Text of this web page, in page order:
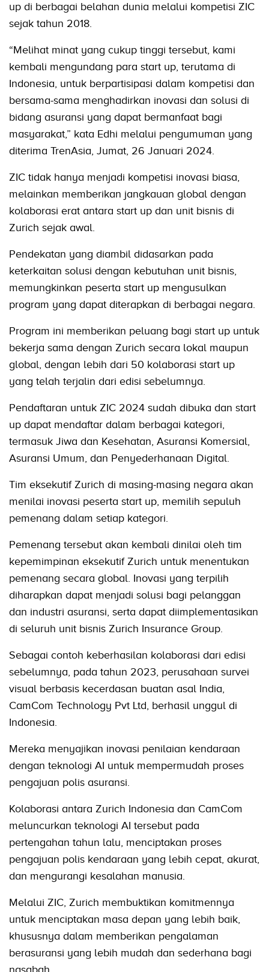
up di berbagai belahan dunia melalui kompetisi ZIC
sejak tahun 2018.
“Melihat minat yang cukup tinggi tersebut, kami
kembali mengundang para start up, terutama di
Indonesia, untuk berpartisipasi dalam kompetisi dan
bersama-sama menghadirkan inovasi dan solusi di
bidang asuransi yang dapat bermanfaat bagi
masyarakat,” kata Edhi melalui pengumuman yang
diterima TrenAsia, Jumat, 26 Januari 2024.
ZIC tidak hanya menjadi kompetisi inovasi biasa,
melainkan memberikan jangkauan global dengan
kolaborasi erat antara start up dan unit bisnis di
Zurich sejak awal.
Pendekatan yang diambil didasarkan pada
keterkaitan solusi dengan kebutuhan unit bisnis,
memungkinkan peserta start up mengusulkan
program yang dapat diterapkan di berbagai negara.
Program ini memberikan peluang bagi start up untuk
bekerja sama dengan Zurich secara lokal maupun
global, dengan lebih dari 50 kolaborasi start up
yang telah terjalin dari edisi sebelumnya.
Pendaftaran untuk ZIC 2024 sudah dibuka dan start
up dapat mendaftar dalam berbagai kategori,
termasuk Jiwa dan Kesehatan, Asuransi Komersial,
Asuransi Umum, dan Penyederhanaan Digital.
Tim eksekutif Zurich di masing-masing negara akan
menilai inovasi peserta start up, memilih sepuluh
pemenang dalam setiap kategori.
Pemenang tersebut akan kembali dinilai oleh tim
kepemimpinan eksekutif Zurich untuk menentukan
pemenang secara global. Inovasi yang terpilih
diharapkan dapat menjadi solusi bagi pelanggan
dan industri asuransi, serta dapat diimplementasikan
di seluruh unit bisnis Zurich Insurance Group.
Sebagai contoh keberhasilan kolaborasi dari edisi
sebelumnya, pada tahun 2023, perusahaan survei
visual berbasis kecerdasan buatan asal India,
CamCom Technology Pvt Ltd, berhasil unggul di
Indonesia.
Mereka menyajikan inovasi penilaian kendaraan
dengan teknologi AI untuk mempermudah proses
pengajuan polis asuransi.
Kolaborasi antara Zurich Indonesia dan CamCom
meluncurkan teknologi AI tersebut pada
pertengahan tahun lalu, menciptakan proses
pengajuan polis kendaraan yang lebih cepat, akurat,
dan mengurangi kesalahan manusia.
Melalui ZIC, Zurich membuktikan komitmennya
untuk menciptakan masa depan yang lebih baik,
khususnya dalam memberikan pengalaman
berasuransi yang lebih mudah dan sederhana bagi